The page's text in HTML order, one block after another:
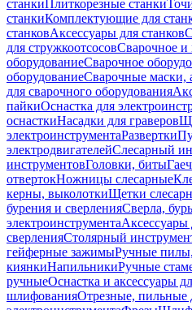
станкиПлиткорезные станки
станкиКомплектующие для
станковАксессуары для станков
для стружкоотсосовСварочное и
оборудованиеСварочное
оборудованиеСварочные маски,
для сварочного оборудования
пайкиОснастка для
оснасткиНасадки для граверов
электроинструментаРазвертки
электродвигателейСлесарный
инструментовГоловки, биты
отвертокНожницы слесарные
керны, выколоткиЩетки
бурения и сверленияСверла,
электроинструментаАксессуары
сверленияСтолярный
гейферные зажимыРучные
киянкиНапильникиРучные
ручныеОснастка и аксессуары
шлифованияОтрезные, пильные